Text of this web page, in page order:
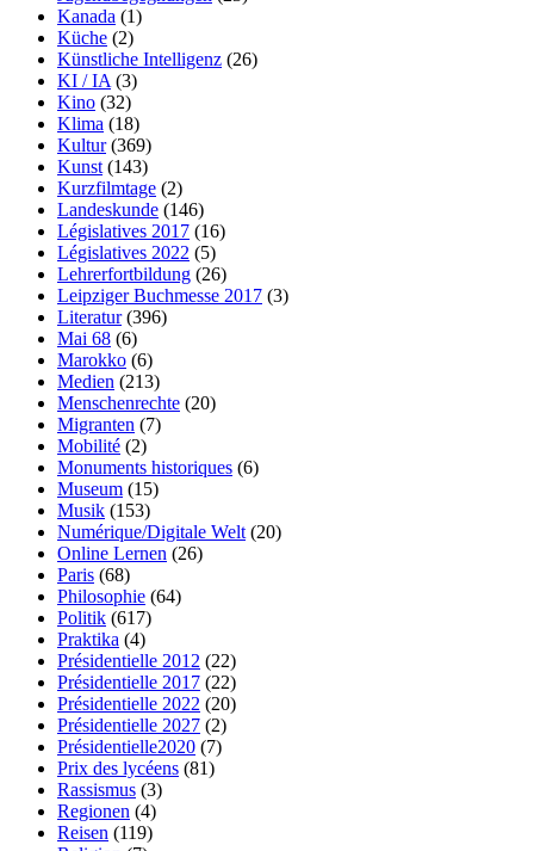
Kanada (1)
Küche (2)
Künstliche Intelligenz (26)
KI / IA (3)
Kino (32)
Klima (18)
Kultur(369)
Kunst (143)
Kurzfilmtage (2)
Landeskunde (146)
Législatives 2017 (16)
Législatives 2022 (5)
Lehrerfortbildung (26)
Leipziger Buchmesse 2017 (3)
Literatur(396)
Mai 68 (6)
Marokko (6)
Medien (213)
Menschenrechte (20)
Migranten (7)
Mobilité (2)
Monuments historiques (6)
Museum (15)
Musik (153)
Numérique/Digitale Welt (20)
Online Lernen (26)
Paris (68)
Philosophie (64)
Politik (617)
Praktika (4)
Présidentielle 2012 (22)
Présidentielle 2017 (22)
Présidentielle 2022 (20)
Présidentielle 2027 (2)
Présidentielle2020 (7)
Prix des lycéens (81)
Rassismus (3)
Regionen (4)
Reisen (119)